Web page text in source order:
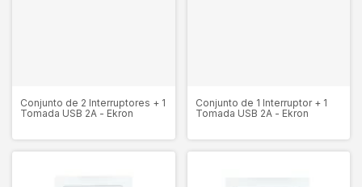
Conjunto de 2 Interruptores + 1
Tomada USB 2A - Ekron
Conjunto de 1 Interruptor + 1
Tomada USB 2A - Ekron